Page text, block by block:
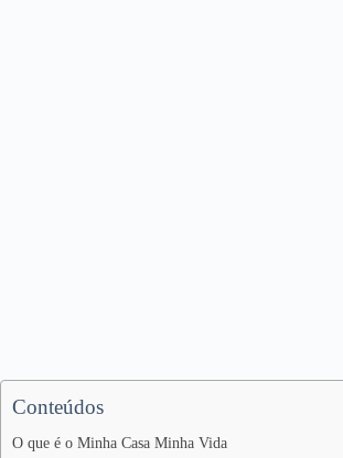
Conteúdos
O que é o Minha Casa Minha Vida